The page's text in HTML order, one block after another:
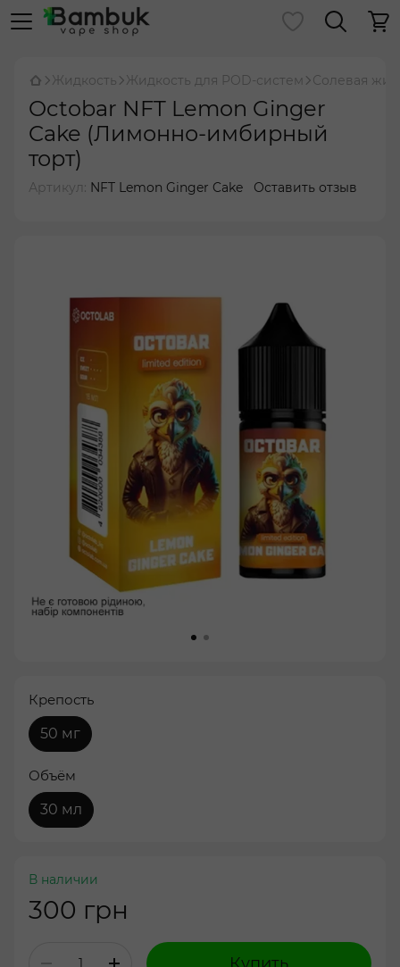
Жидкость Жидкость для POD-систем Солевая
Octobar NFT Lemon Ginger
Cake (Лимонно-имбирный
торт)
Артикул: NFT Lemon Ginger Cake Оставить отзыв
Крепость
50 мг
Объём
30 мл
В наличии
300 грн